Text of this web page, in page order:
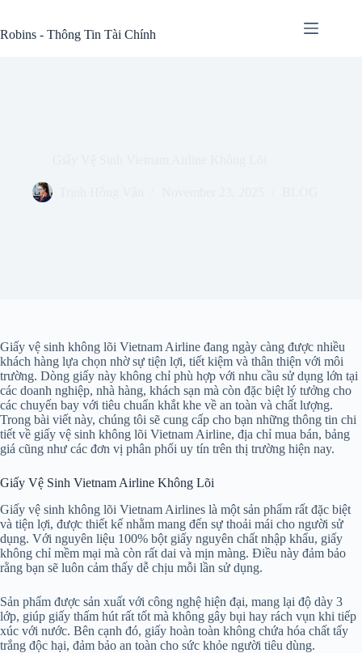
content
Robins - Thông Tin Tài Chính
Giấy vệ sinh không lõi Vietnam Airline đang ngày càng được nhiều
khách hàng lựa chọn nhờ sự tiện lợi, tiết kiệm và thân thiện với môi
trường. Dòng giấy này không chỉ phù hợp với nhu cầu sử dụng lớn tại
các doanh nghiệp, nhà hàng, khách sạn mà còn đặc biệt lý tưởng cho
các chuyến bay với tiêu chuẩn khắt khe về an toàn và chất lượng.
Trong bài viết này, chúng tôi sẽ cung cấp cho bạn những thông tin chi
tiết về giấy vệ sinh không lõi Vietnam Airline, địa chỉ mua bán, bảng
giá cũng như các đơn vị phân phối uy tín trên thị trường hiện nay.
Giấy Vệ Sinh Vietnam Airline Không Lõi
Giấy vệ sinh không lõi Vietnam Airlines là một sản phẩm rất đặc biệt
và tiện lợi, được thiết kế nhằm mang đến sự thoải mái cho người sử
dụng. Với nguyên liệu 100% bột giấy nguyên chất nhập khẩu, giấy
không chỉ mềm mại mà còn rất dai và mịn màng. Điều này đảm bảo
rằng bạn sẽ luôn cảm thấy dễ chịu mỗi lần sử dụng.
Sản phẩm được sản xuất với công nghệ hiện đại, mang lại độ dày 3
lớp, giúp giấy thấm hút rất tốt mà không gây bụi hay rách vụn khi tiếp
xúc với nước. Bên cạnh đó, giấy hoàn toàn không chứa hóa chất tẩy
trắng độc hại, đảm bảo an toàn cho sức khỏe người tiêu dùng.